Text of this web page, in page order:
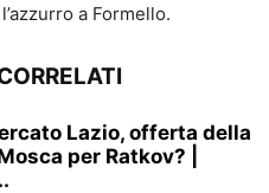
a Formello.
Lazio, offerta della
per Ratkov? |